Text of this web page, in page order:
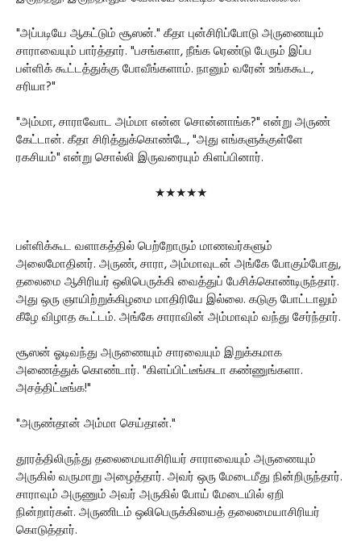
"அப்படியே ஆகட்டும் சூஸன்." கீதா புன்சிரிப்போடு அருணையும்
சாராவையும் பார்த்தார். "பசங்களா, நீங்க ரெண்டு பேரும் இப்ப
பள்ளிக் கூட்டத்துக்கு போவீங்களாம். நானும் வரேன் உங்ககூட,
சரியா?"
"அம்மா, சாராவோட அம்மா என்ன சொன்னாங்க?" என்று அருண்
கேட்டான். கீதா சிரித்துக்கொண்டே, "அது எங்களுக்குள்ளே
ரகசியம்" என்று சொல்லி இருவரையும் கிளப்பினார்.
★★★★★
பள்ளிக்கூட வளாகத்தில் பெற்றோரும் மாணவர்களும்
அலைமோதினர். அருண், சாரா, அம்மாவுடன் அங்கே போகும்போது,
தலைமை ஆசிரியர் ஒலிபெருக்கி வைத்துப் பேசிக்கொண்டிருந்தார்.
அது ஒரு ஞாயிற்றுக்கிழமை மாதிரியே இல்லை. கடுகு போட்டாலும்
கீழே விழாத கூட்டம். அங்கே சாராவின் அம்மாவும் வந்து சேர்ந்தார்.
சூஸன் ஓடிவந்து அருணையும் சாரவையும் இறுக்கமாக
அணைத்துக் கொண்டார். "கிளப்பிட்டீங்கடா கண்ணுங்களா.
அசத்திட்டீங்க!"
"அருண்தான் அம்மா செய்தான்."
தூரத்திலிருந்து தலைமையாசிரியர் சாராவையும் அருணையும்
அருகில் வருமாறு அழைத்தார். அவர் ஒரு மேடைமீது நின்றிருந்தார்.
சாராவும் அருணும் அவர் அருகில் போய் மேடையில் ஏறி
நின்றார்கள். அருணிடம் ஒலிபெருக்கியைத் தலைமையாசிரியர்
கொடுத்தார்.